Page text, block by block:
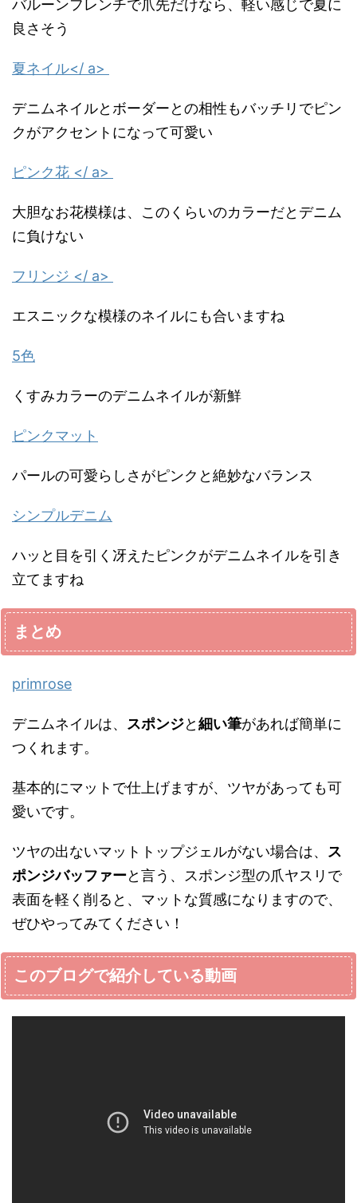
バルーンフレンチで爪先だけなら、軽い感じで夏に
良さそう
夏ネイル</ a>
デニムネイルとボーダーとの相性もバッチリでピン
クがアクセントになって可愛い
ピンク花 </ a>
大胆なお花模様は、このくらいのカラーだとデニム
に負けない
フリンジ </ a>
エスニックな模様のネイルにも合いますね
5色
くすみカラーのデニムネイルが新鮮
ピンクマット
パールの可愛らしさがピンクと絶妙なバランス
シンプルデニム
ハッと目を引く冴えたピンクがデニムネイルを引き
立てますね
まとめ
primrose
デニムネイルは、 スポンジと細い筆があれば簡単に
つくれます。
基本的にマットで仕上げますが、ツヤがあっても可
愛いです。
ツヤの出ないマットトップジェルがない場合は、 ス
ポンジバッファーと言う、スポンジ型の爪ヤスリで
表面を軽く削ると、マットな質感になりますので、
ぜひやってみてください！
このブログで紹介している動画